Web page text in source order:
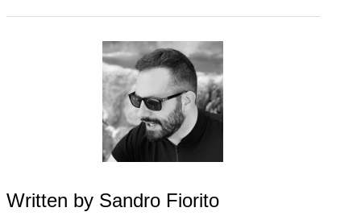
Written by Sandro Fiorito